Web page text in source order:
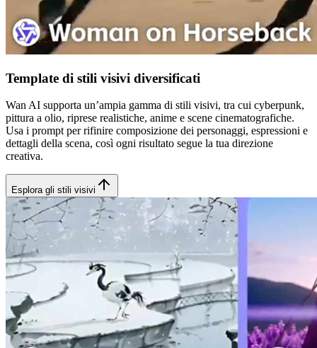
Template di stili visivi diversificati
Wan AI supporta un’ampia gamma di stili visivi, tra cui cyberpunk,
pittura a olio, riprese realistiche, anime e scene cinematografiche.
Usa i prompt per rifinire composizione dei personaggi, espressioni e
dettagli della scena, così ogni risultato segue la tua direzione
creativa.
Esplora gli stili visivi